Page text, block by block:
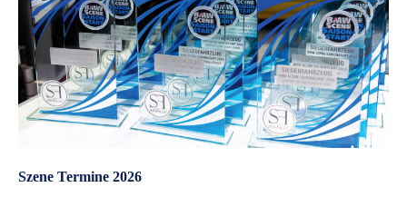
Szene Termine 2026